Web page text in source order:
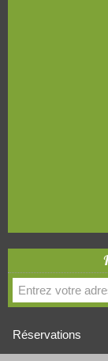
Réservations